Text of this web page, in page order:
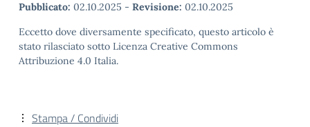
Pubblicato: 02.10.2025 - Revisione: 02.10.2025
Eccetto dove diversamente specificato, questo articolo è
stato rilasciato sotto Licenza Creative Commons
Attribuzione 4.0 Italia.
Stampa / Condividi